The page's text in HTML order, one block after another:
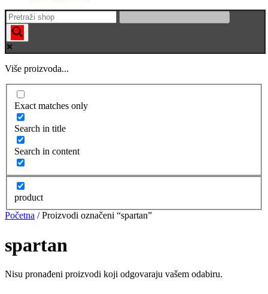
Više proizvoda...
Exact matches only
Search in title
Search in content
product
Početna / Proizvodi označeni “spartan”
spartan
Nisu pronađeni proizvodi koji odgovaraju vašem odabiru.